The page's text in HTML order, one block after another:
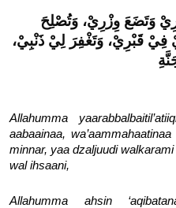
وَتَضَعَ وِزْرِيْ، وَتُصْلِحَ
فِيْ قَبْرِيْ، وَتَغْفِرَ لِيْ ذَنْبِيْ،
Allahumma
aabaainaa,
minnar, yaa dzaljuudi walkarami
wal ihsaani,
Allahumma ahsin